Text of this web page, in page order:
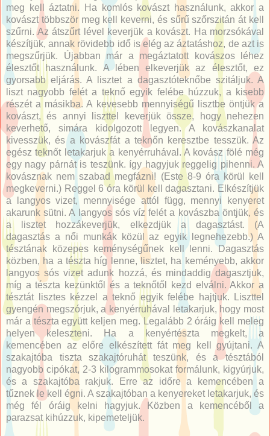
meg kell áztatni. Ha komlós kovászt használunk, akkor a
kovászt többször meg kell keverni, és sűrű szőrszitán át kell
szűrni. Az átszűrt lével keverjük a kovászt. Ha morzsókával
készítjük, annak rövidebb idő is elég az áztatáshoz, de azt is
megszűrjük. Újabban már a megáztatott kovászos léhez
élesztőt használunk. A lében elkeverjük az élesztőt, ez
gyorsabb eljárás. A lisztet a dagasztóteknőbe szitáljuk. A
liszt nagyobb felét a teknő egyik felébe húzzuk, a kisebb
részét a másikba. A kevesebb mennyiségű lisztbe öntjük a
kovászt, és annyi liszttel keverjük össze, hogy nehezen
keverhető, simára kidolgozott legyen. A kovászkanalat
kivesszük, és a kovászfát a teknőn keresztbe tesszük. Az
egész teknőt letakarjuk a kenyérruhával. A kovász fölé még
egy nagy párnát is teszünk. így hagyjuk reggelig pihenni. A
kovásznak nem szabad megfázni! (Este 8-9 óra körül kell
megkeverni.) Reggel 6 óra körül kell dagasztani. Elkészítjük
a langyos vizet, mennyisége attól függ, mennyi kenyeret
akarunk sütni. A langyos sós víz felét a kovászba öntjük, és
a lisztet hozzákeverjük, elkezdjük a dagasztást. (A
dagasztás a női munkák közül az egyik legnehezebb.) A
tésztának közepes keménységűnek kell lenni. Dagasztás
közben, ha a tészta híg lenne, lisztet, ha keményebb, akkor
langyos sós vizet adunk hozzá, és mindaddig dagasztjuk,
míg a tészta kezünktől és a teknőtől kezd elválni. Akkor a
tésztát lisztes kézzel a teknő egyik felébe hajtjuk. Liszttel
gyengén megszórjuk, a kenyérruhával letakarjuk, hogy most
már a tészta együtt keljen meg. Legalább 2 óráig kell meleg
helyen keleszteni. Ha a kenyértészta megkelt, a
kemencében az előre elkészített fát meg kell gyújtani. A
szakajtóba tiszta szakajtóruhát teszünk, és a tésztából
nagyobb cipókat, 2-3 kilogrammosokat formálunk, kigyúrjuk,
és a szakajtóba rakjuk. Erre az időre a kemencében a
tűznek le kell égni. A szakajtóban a kenyereket letakarjuk, és
még fél óráig kelni hagyjuk. Közben a kemencéből a
parazsat kihúzzuk, kipemeteljük.